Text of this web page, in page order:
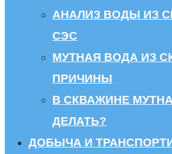
АНАЛИЗ ВОДЫ ИЗ
СЭС
МУТНАЯ ВОДА ИЗ
ПРИЧИНЫ
В СКВАЖИНЕ
ДЕЛАТЬ?
ДОБЫЧА И